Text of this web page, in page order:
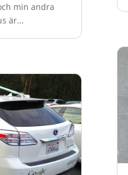
min andra
är...